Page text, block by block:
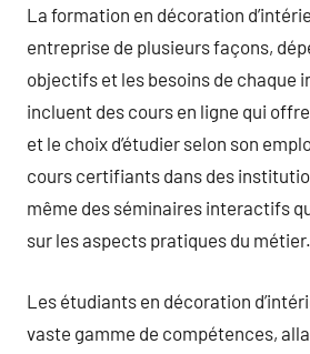
La formation en décoration
entreprise de plusieurs façons,
objectifs et les besoins de chaque
incluent des cours en ligne qui
et le choix d’étudier selon son
cours certifiants dans des
même des séminaires interactifs
sur les aspects pratiques du métier.
Les étudiants en décoration
vaste gamme de compétences,